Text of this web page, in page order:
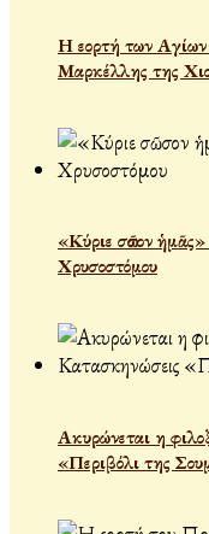
Η εορτή των
Μαρκέλλης της
«Κύριε σῶσον
Χρυσοστόμου
Ακυρώνεται η
«Περιβόλι της